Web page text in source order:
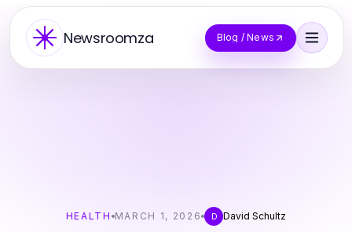
Newsroomza Blog / News
HEALTH MARCH 1, 2026 D David Schultz